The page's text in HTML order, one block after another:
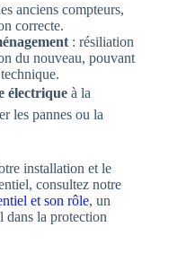
anciens compteurs,
correcte.
: résiliation
du nouveau, pouvant
électrique à la
les pannes ou la
installation et le
consultez notre
et son rôle, un
dans la protection